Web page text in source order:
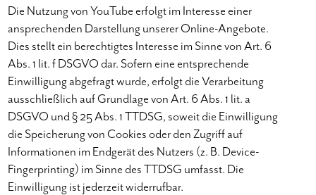
Die Nutzung von YouTube erfolgt im Interesse einer
ansprechenden Darstellung unserer Online-Angebote.
Dies stellt ein berechtigtes Interesse im Sinne von Art. 6
Abs. 1 lit. f DSGVO dar. Sofern eine entsprechende
Einwilligung abgefragt wurde, erfolgt die Verarbeitung
ausschließlich auf Grundlage von Art. 6 Abs. 1 lit. a
DSGVO und § 25 Abs. 1 TTDSG, soweit die Einwilligung
die Speicherung von Cookies oder den Zugriff auf
Informationen im Endgerät des Nutzers (z. B. Device-
Fingerprinting) im Sinne des TTDSG umfasst. Die
Einwilligung ist jederzeit widerrufbar.